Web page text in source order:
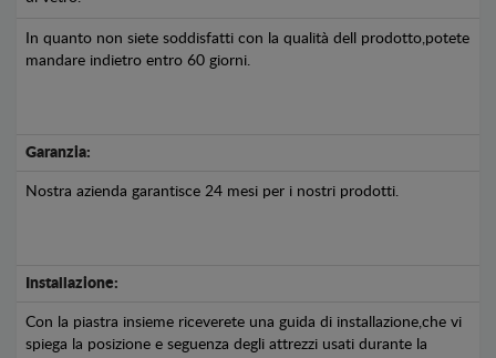
In quanto non siete soddisfatti con la qualità dell prodotto,potete
mandare indietro entro 60 giorni.
Garanzia:
Nostra azienda garantisce 24 mesi per i nostri prodotti.
Installazione:
Con la piastra insieme riceverete una guida di installazione,che vi
spiega la posizione e seguenza degli attrezzi usati durante la